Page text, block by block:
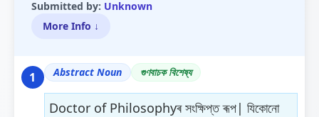
Submitted by: Unknown
More Info ↓
1 Abstract Noun গুণবাচক বিশেষ্য
Doctor of Philosophyৰ সংক্ষিপ্ত ৰূপ| যিকোনো